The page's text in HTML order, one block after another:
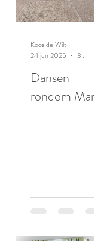
Dansen
rondom Maria
Koos de Wilt
24 jun 2025
3 minuten om te lezen